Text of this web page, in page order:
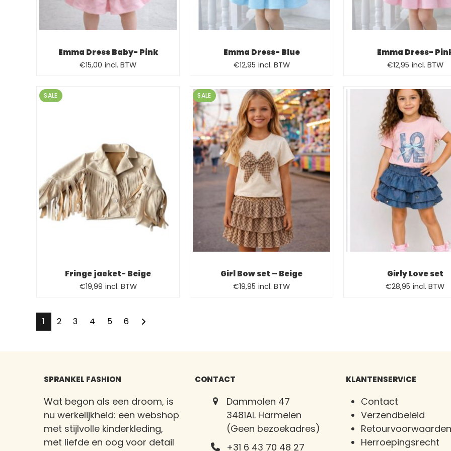
Emma Dress Baby- Pink
Oorspronkelijke
€15,00 Huidige
incl. BTW
Emma Dress- Blue
Oorspronkelijke
was:
€21,99.
€12,95Huidige
is:
€12,95.
incl. BTW
Emma Dress-
Oorspronkelijke
was:
€21,99.
€12,95Huidige
is:
€12,95.
incl. BTW
SALE
Fringe jacket- Beige
Oorspronkelijke
€29,99.
€19,99Huidige
€19,99.
incl. BTW
SALE
Girl Bow set – Beige
Oorspronkelijke
€19,95 Huidige
incl. BTW
Girly Love set
€28,95 incl. BTW
1 2 3 4 5 6
SPRANKEL FASHION
Wat begon als een droom, is
nu werkelijkheid: een webshop
met stijlvolle kinderkleding,
met liefde en oog voor detail
CONTACT
Dammolen 47
3481AL Harmelen
(Geen bezoekadres)
+31 6 43 70 48 27
KLANTENSERVICE
Contact
Verzendbeleid
Retourvoorwaarden
Herroepingsrecht